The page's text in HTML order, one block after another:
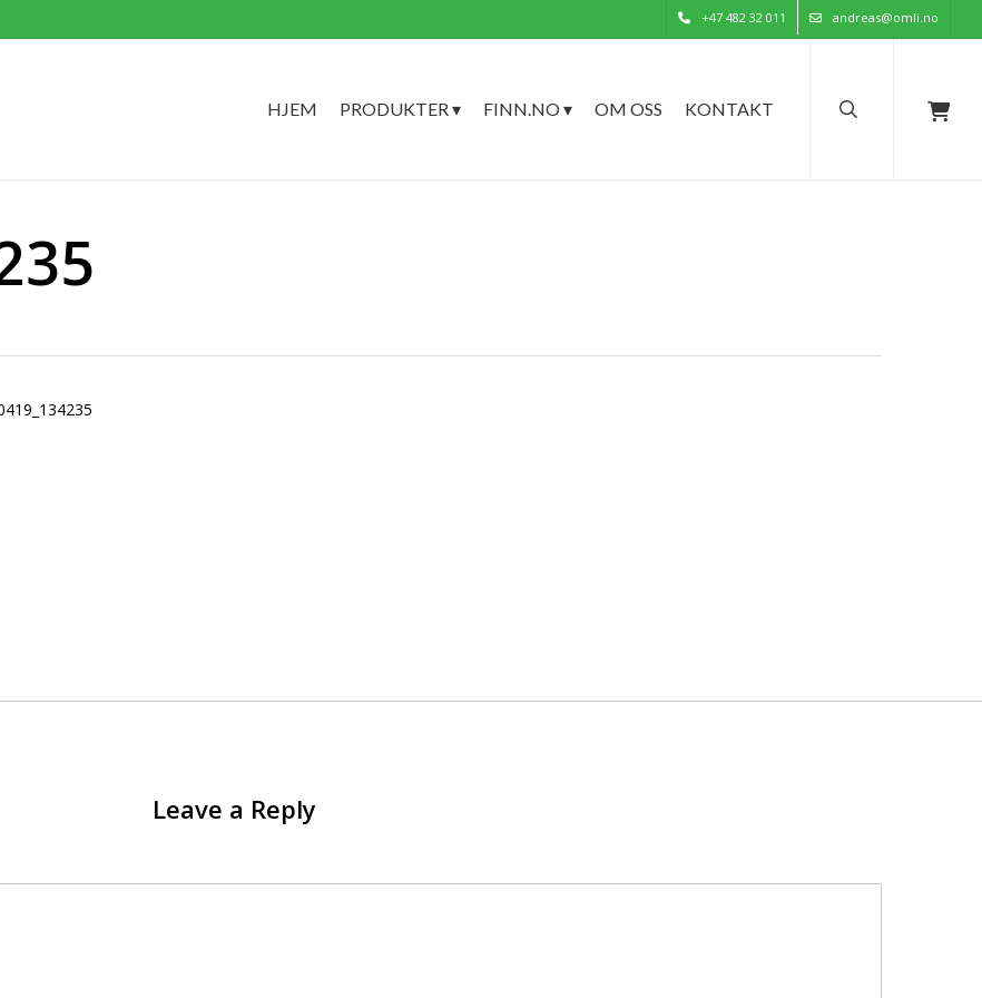
+47 482 32 011 andreas@omli.no
HJEM PRODUKTER ▾ FINN.NO ▾ OM OSS KONTAKT
Leave a Reply